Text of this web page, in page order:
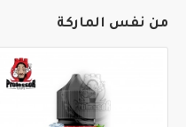
من نفس الماركة